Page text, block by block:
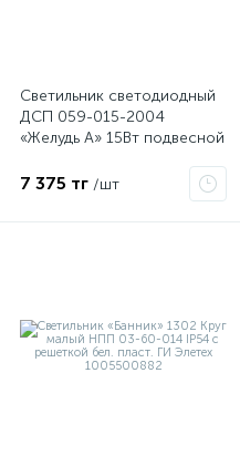
Светильник светодиодный
ДСП 059-015-2004
«Желудь А» 15Вт подвесной
IP65 (групп. упак.) Элетех
7 375 тг /шт